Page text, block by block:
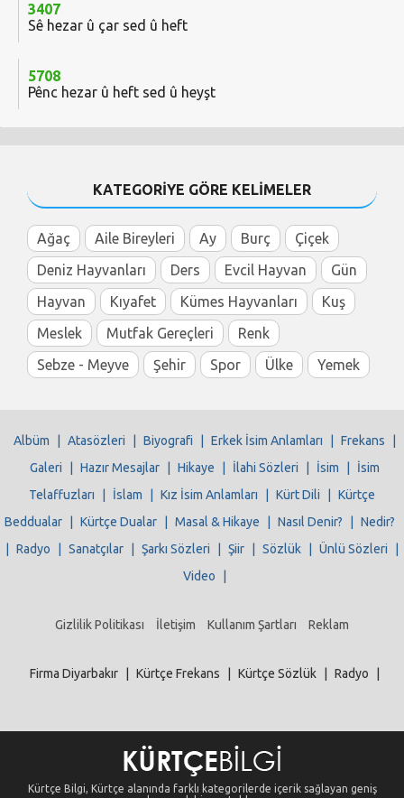
3407
Sê hezar û çar sed û heft
5708
Pênc hezar û heft sed û heyşt
KATEGORİYE GÖRE KELİMELER
Ağaç Aile Bireyleri Ay Burç
Çiçek
Deniz Hayvanları
Ders Evcil Hayvan
Gün
Hayvan
Kıyafet Kümes Hayvanları
Kuş
Meslek
Mutfak Gereçleri
Renk
Sebze - Meyve
Şehir Spor Ülke Yemek
Albüm Atasözleri Biyografi Erkek İsim Anlamları Frekans
Galeri
Hazır Mesajlar Hikaye İlahi Sözleri İsim
İsim
Telaffuzları
İslam Kız İsim Anlamları Kürt Dili
Kürtçe
Beddualar
Kürtçe Dualar Masal & Hikaye Nasıl Denir?
Nedir?
Radyo Sanatçılar Şarkı Sözleri Şiir Sözlük Ünlü Sözleri
Video
Gizlilik Politikası İletişim Kullanım Şartları Reklam
Firma Diyarbakır Kürtçe Frekans Kürtçe Sözlük Radyo
Kürtçe Bilgi, Kürtçe alanında farklı kategorilerde içerik sağlayan geniş